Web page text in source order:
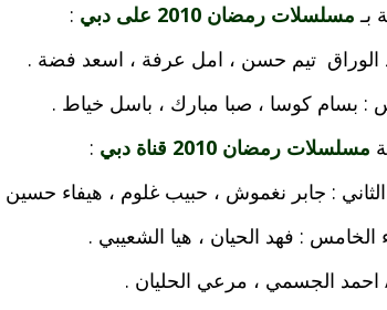
بـ مسلسلات رمضان 2010 على دبي
:
تيم حسن ، امل عرفة ، اسعد فضة .
: بسام كوسا ، صبا مبارك ، باسل خياط .
مسلسلات رمضان 2010 قناة دبي
:
: جابر نغموش ، حبيب غلوم ، هيفاء حسين
: فهد الحيان ، هيا الشعيبي .
الجسمي ، مرعي الحليان .